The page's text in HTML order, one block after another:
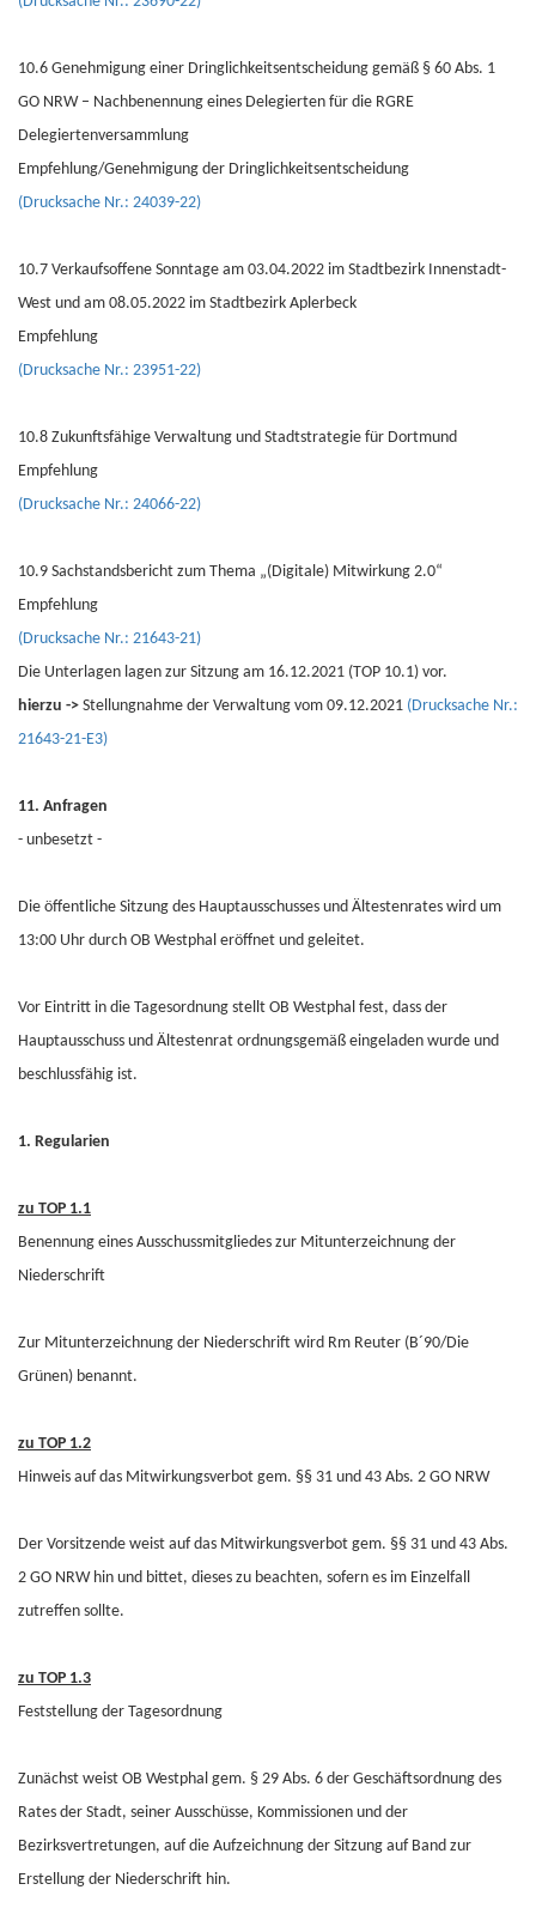
10.6 Genehmigung einer Dringlichkeitsentscheidung gemäß § 60 Abs. 1
GO NRW – Nachbenennung eines Delegierten für die RGRE
Delegiertenversammlung
Empfehlung/Genehmigung der Dringlichkeitsentscheidung
(Drucksache Nr.: 24039-22)
10.7 Verkaufsoffene Sonntage am 03.04.2022 im Stadtbezirk Innenstadt-
West und am 08.05.2022 im Stadtbezirk Aplerbeck
Empfehlung
(Drucksache Nr.: 23951-22)
10.8 Zukunftsfähige Verwaltung und Stadtstrategie für Dortmund
Empfehlung
(Drucksache Nr.: 24066-22)
10.9 Sachstandsbericht zum Thema „(Digitale) Mitwirkung 2.0“
Empfehlung
(Drucksache Nr.: 21643-21)
Die Unterlagen lagen zur Sitzung am 16.12.2021 (TOP 10.1) vor.
hierzu -> Stellungnahme der Verwaltung vom 09.12.2021 (Drucksache Nr.:
21643-21-E3)
11. Anfragen
- unbesetzt -
Die öffentliche Sitzung des Hauptausschusses und Ältestenrates wird um
13:00 Uhr durch OB Westphal eröffnet und geleitet.
Vor Eintritt in die Tagesordnung stellt OB Westphal fest, dass der
Hauptausschuss und Ältestenrat ordnungsgemäß eingeladen wurde und
beschlussfähig ist.
1. Regularien
zu TOP 1.1
Benennung eines Ausschussmitgliedes zur Mitunterzeichnung der
Niederschrift
Zur Mitunterzeichnung der Niederschrift wird Rm Reuter (B´90/Die
Grünen) benannt.
zu TOP 1.2
Hinweis auf das Mitwirkungsverbot gem. §§ 31 und 43 Abs. 2 GO NRW
Der Vorsitzende weist auf das Mitwirkungsverbot gem. §§ 31 und 43 Abs.
2 GO NRW hin und bittet, dieses zu beachten, sofern es im Einzelfall
zutreffen sollte.
zu TOP 1.3
Feststellung der Tagesordnung
Zunächst weist OB Westphal gem. § 29 Abs. 6 der Geschäftsordnung des
Rates der Stadt, seiner Ausschüsse, Kommissionen und der
Bezirksvertretungen, auf die Aufzeichnung der Sitzung auf Band zur
Erstellung der Niederschrift hin.